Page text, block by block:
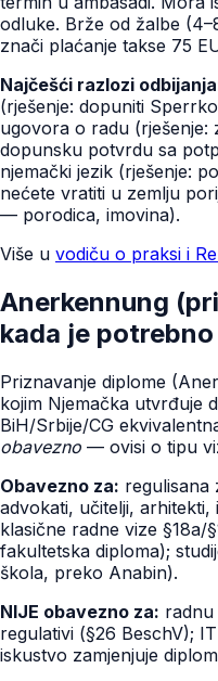
odluke. Brže od žalbe
znači plaćanje takse 75
Najčešći razlozi
(rješenje: dopuniti
ugovora o radu (rješenje:
dopunsku potvrdu sa
njemački jezik (rješenje:
nećete vratiti u zemlju
— porodica, imovina).
Više u vodiču o praksi i
Anerkennung
kada je potrebno
Priznavanje diplome
kojim Njemačka utvrđuje
BiH/Srbije/CG
obavezno — ovisi o tipu
Obavezno za: regulisana
advokati, učitelji,
klasične radne vize §18a/
fakultetska diploma);
škola, preko Anabin).
NIJE obavezno za: radnu
regulativi (§26 BeschV);
iskustvo zamjenjuje